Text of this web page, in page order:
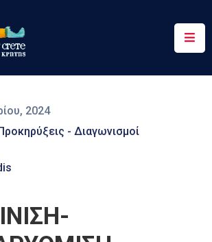
2024
- Διαγωνισμοί